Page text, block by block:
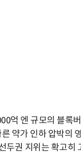
억 엔 규모의 블록
약가 인하 압박의
두권 지위는 확고히